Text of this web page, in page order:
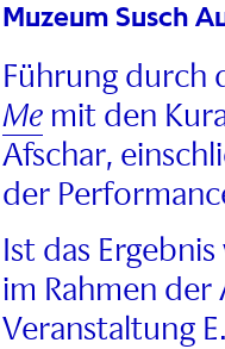
Muzeum Susch
Führung durch
Memit den
Afschar,
der
Ist das
im Rahmen der
Veranstaltung